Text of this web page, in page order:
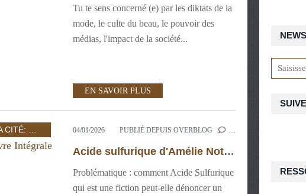
Tu te sens concerné (e) par les diktats de la
mode, le culte du beau, le pouvoir des
médias, l'impact de la société...
EN SAVOIR PLUS
3ÈME - AGIR DANS LA CITÉ: INDIVIDU ET POUVOIR ,3ÈME : PROJETS LECTURES AU CDI
04/01/2026 PUBLIÉ DEPUIS OVERBLOG …
Acide sulfurique d'Amélie Nothomb, Etude d' oeuvre Intégrale (2024-2025)
Problématique : comment Acide Sulfurique
qui est une fiction peut-elle dénoncer un